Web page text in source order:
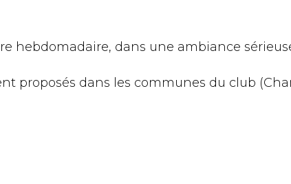
hebdomadaire, dans une ambiance
proposés dans les communes du club